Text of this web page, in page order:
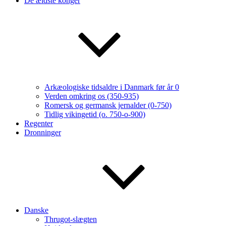
Arkæologiske tidsaldre i Danmark før år 0
Verden omkring os (350-935)
Romersk og germansk jernalder (0-750)
Tidlig vikingetid (o. 750-o-900)
Regenter
Dronninger
Danske
Thrugot-slægten